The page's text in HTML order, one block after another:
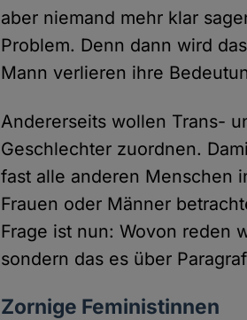
aber niemand mehr klar
Problem. Denn dann wird
Mann verlieren ihre
Andererseits wollen Trans-
Geschlechter zuordnen.
fast alle anderen Menschen
Frauen oder Männer
Frage ist nun: Wovon reden
sondern das es über
Zornige Feministinnen